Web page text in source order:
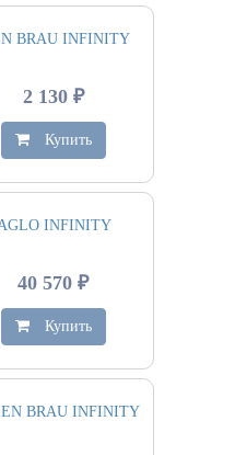
BRAU INFINITY
2 130 ₽
Купить
INFINITY
40 570 ₽
Купить
BRAU INFINITY